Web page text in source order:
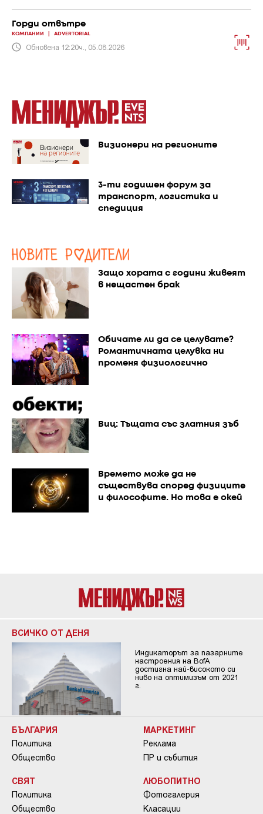
Горди отвътре
КОМПАНИИ ADVERTORIAL
Обновена 12:20ч., 05.08.2026
Визионери на регионите
3-ти годишен форум за
транспорт, логистика и
спедиция
Защо хората с години живеят
в нещастен брак
Обичате ли да се целувате?
Романтичната целувка ни
променя физиологично
Виц: Тъщата със златния зъб
Времето може да не
съществува според физиците
и философите. Но това е окей
ВСИЧКО ОТ ДЕНЯ
Индикаторът за пазарните
настроения на BofA
достигна най-високото си
ниво на оптимизъм от 2021
г.
БЪЛГАРИЯ
Политика
Общество
СВЯТ
Политика
Общество
МАРКЕТИНГ
Реклама
ПР и събития
ЛЮБОПИТНО
Фотогалерия
Класации